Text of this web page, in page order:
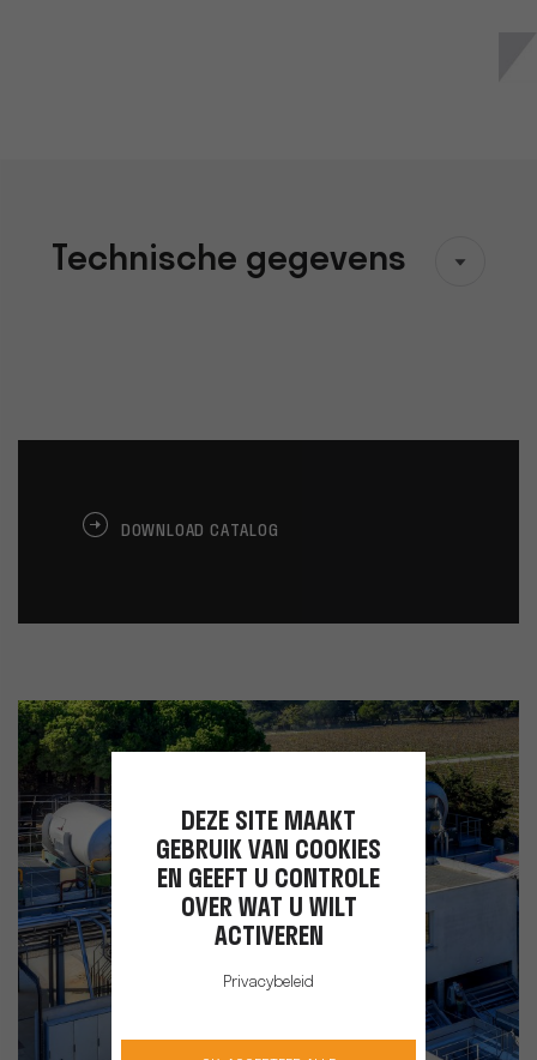
Technische gegevens
DOWNLOAD CATALOG
DEZE SITE MAAKT
GEBRUIK VAN COOKIES
EN GEEFT U CONTROLE
OVER WAT U WILT
ACTIVEREN
Privacybeleid